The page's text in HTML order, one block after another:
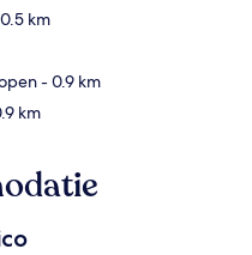
km
- 0.9 km
km